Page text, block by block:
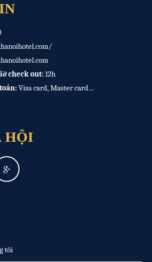
/
check out:12h
Visa card, Master card…
HỘI
tôi